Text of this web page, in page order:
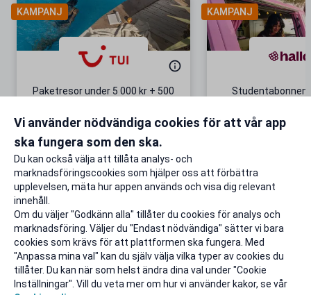
KAMPANJ
Paketresor under 5 000 kr + 500
Gäller även på redan prissänkta
Till rabatten
KAMPANJ
+ 20 GB
Vi använder nödvändiga cookies för att vår app
ska fungera som den ska.
Du kan också välja att tillåta analys- och
marknadsföringscookies som hjälper oss att förbättra
upplevelsen, mäta hur appen används och visa dig relevant
innehåll.
Om du väljer "Godkänn alla" tillåter du cookies för analys och
marknadsföring. Väljer du "Endast nödvändiga" sätter vi bara
cookies som krävs för att plattformen ska fungera. Med
"Anpassa mina val" kan du själv välja vilka typer av cookies du
tillåter. Du kan när som helst ändra dina val under "Cookie
Inställningar". Vill du veta mer om hur vi använder kakor, se vår